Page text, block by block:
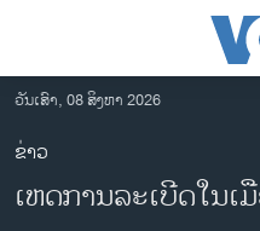
ເຂົ້າ
ຫາ
ຂ້າມ
ຂ້າມ
ອາເມຣິກາ
ວັນເສົາ, 08 ສິງຫາ 2026
ຂ່າວ
ເຫດການລະເບີດໃນເ